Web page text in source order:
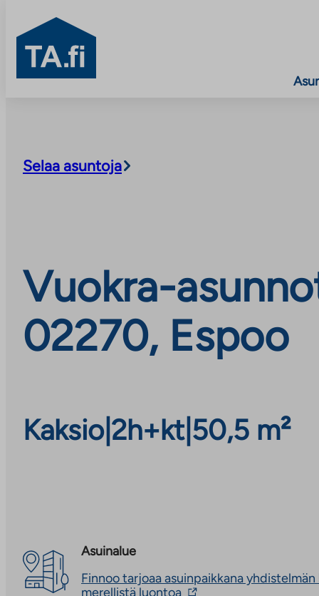
TA.fi
Selaa asuntoja
Vuokra-
02270, Espoo
Kaksio| 2h+kt| 50,5 m²
Asuinalue
Finnoo tarjoaa asuinpaikkana
merellistä luontoa Linkki